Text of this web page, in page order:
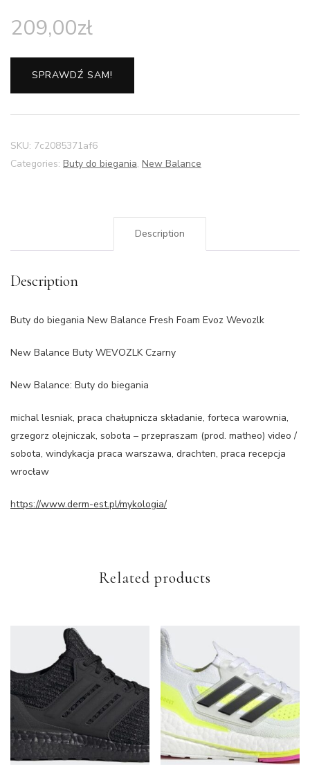
209,00zł
SPRAWDŹ SAM!
SKU: 7c2085371af6
Categories: Buty do biegania, New Balance
Description
Description
Buty do biegania New Balance Fresh Foam Evoz Wevozlk
New Balance Buty WEVOZLK Czarny
New Balance: Buty do biegania
michal lesniak, praca chałupnicza składanie, forteca warownia,
grzegorz olejniczak, sobota – przepraszam (prod. matheo) video /
sobota, windykacja praca warszawa, drachten, praca recepcja
wrocław
https://www.derm-est.pl/mykologia/
Related products